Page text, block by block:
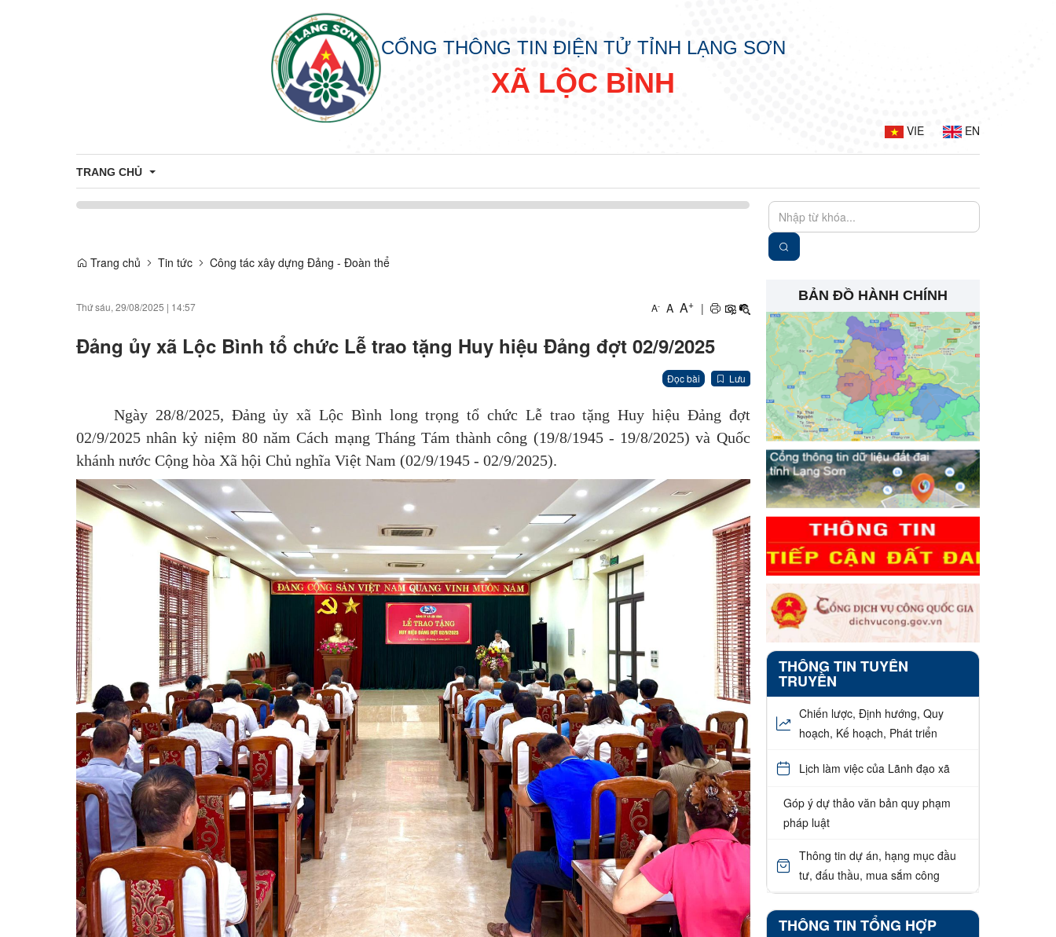
CỔNG THÔNG TIN ĐIỆN TỬ TỈNH LẠNG SƠN
XÃ LỘC BÌNH
VIE EN
TRANG CHỦ
Tuyên truyền về sản phẩm OCOP
THÔNG TIN TUYỂN DỤNG
ỨNG DỤNG CÔNG NGHỆ THÔNG TIN
CÔNG DÂN
Nhân sự
Thông báo
Trang chủ Tin tức Công tác xây dựng Đảng - Đoàn thể
Thứ sáu, 29/08/2025 | 14:57 A- A A+ |
Đảng ủy xã Lộc Bình tổ chức Lễ trao tặng Huy hiệu Đảng đợt 02/9/2025
Đọc bài Lưu
Ngày 28/8/2025, Đảng ủy xã Lộc Bình long trọng tổ chức Lễ trao tặng Huy hiệu Đảng đợt
02/9/2025 nhân kỷ niệm 80 năm Cách mạng Tháng Tám thành công (19/8/1945 - 19/8/2025) và Quốc
khánh nước Cộng hòa Xã hội Chủ nghĩa Việt Nam (02/9/1945 - 02/9/2025).
BẢN ĐỒ HÀNH CHÍNH
THÔNG TIN TUYÊN
TRUYỀN
Chiến lược, Định hướng, Quy
hoạch, Kế hoạch, Phát triển
Lịch làm việc của Lãnh đạo xã
Góp ý dự thảo văn bản quy phạm
pháp luật
Thông tin dự án, hạng mục đầu
tư, đấu thầu, mua sắm công
THÔNG TIN TỔNG HỢP